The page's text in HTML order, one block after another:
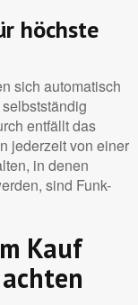
höchste
sich automatisch
entfällt das
jederzeit von einer
in denen
sind Funk-
Kauf